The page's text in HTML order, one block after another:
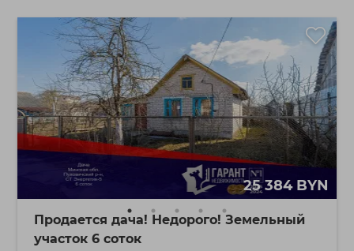
25 384 BYN
Продается дача! Недорого! Земельный
участок 6 соток